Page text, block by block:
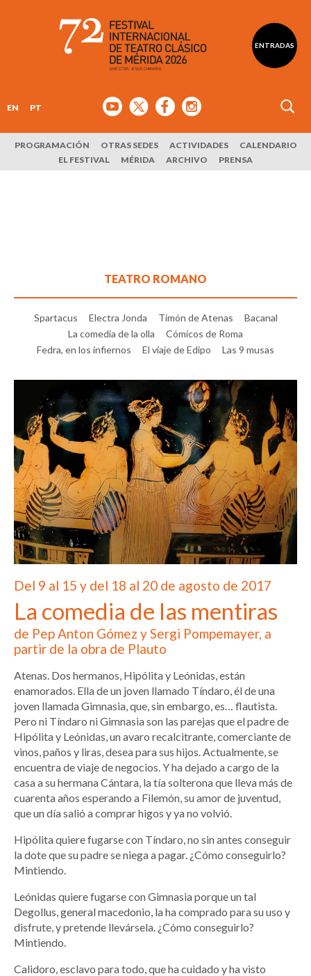
ENTRADAS
EN PT
PROGRAMACIÓN OTRAS SEDES ACTIVIDADES
CALENDARIO
EL FESTIVAL
MÉRIDA ARCHIVO PRENSA
TEATRO ROMANO
Spartacus Electra Jonda Timón de Atenas
Bacanal
La comedia de la olla
Cómicos de Roma
Fedra, en los infiernos
El viaje de Edipo Las 9 musas
Del 9 al 15 y del 18 al 20 de agosto de 2017
La comedia de las mentiras
de Pep Anton Gómez y Sergi Pompemayer, a
partir de la obra de Plauto
Atenas. Dos hermanos, Hipólita y Leónidas, están
enamorados. Ella de un joven llamado Tíndaro, él de una
joven llamada Gimnasia, que, sin embargo, es… flautista.
Pero ni Tíndaro ni Gimnasia son las parejas que el padre de
Hipólita y Leónidas, un avaro recalcitrante, comerciante de
vinos, paños y liras, desea para sus hijos. Actualmente, se
encuentra de viaje de negocios. Y ha dejado a cargo de la
casa a su hermana Cántara, la tía solterona que lleva más de
cuarenta años esperando a Filemón, su amor de juventud,
que un día salió a comprar higos y ya no volvió.
Hipólita quiere fugarse con Tíndaro, no sin antes conseguir
la dote que su padre se niega a pagar. ¿Cómo conseguirlo?
Mintiendo.
Leónidas quiere fugarse con Gimnasia porque un tal
Degollus, general macedonio, la ha comprado para su uso y
disfrute, y pretende llevársela. ¿Cómo conseguirlo?
Mintiendo.
Calidoro, esclavo para todo, que ha cuidado y ha visto